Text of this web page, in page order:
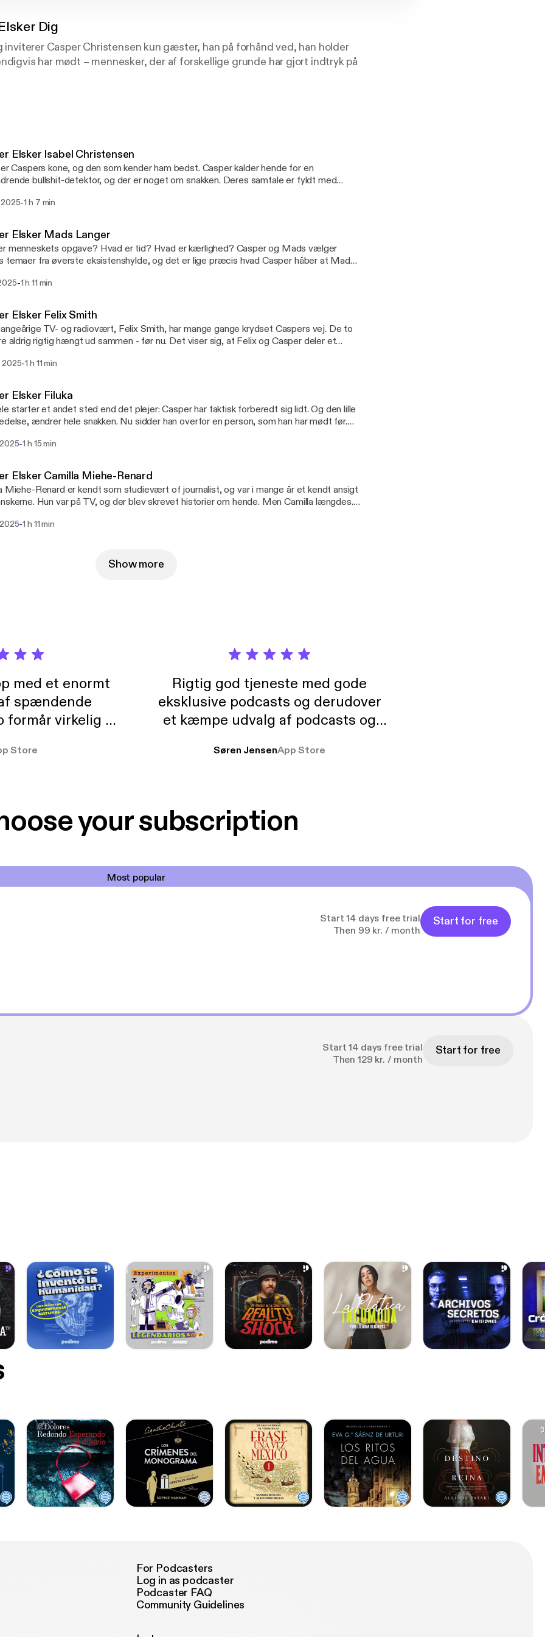
Dig
inviterer Casper Christensen kun gæster, han på forhånd ved, han holder
har mødt – mennesker, der af forskellige grunde har gjort indtryk på
er uforberedte og umiddelbare. De tager udgangspunkt i den enkle
lide dig. Det skaber et trygt rum, hvor to mennesker kan tale frit og
– uden manuskript, uden dagsorden og uden filter.
uforudsigelige samtaler om livet, relationer og alt det midt
en podcast om forbindelser mellem mennesker, og hvad der sker, når man
lyt til den nye episode hver onsdag
www.instagram.com/therealcasperchristensen/
Elsker Isabel Christensen
Caspers kone, og den som kender ham bedst. Casper kalder hende for en
bullshit-detektor, og der er noget om snakken. Deres samtale er fyldt med
-1 h 7 min
Elsker Mads Langer
menneskets opgave? Hvad er tid? Hvad er kærlighed? Casper og Mads vælger
temaer fra øverste eksistenshylde, og det er lige præcis hvad Casper håber at Mads
-1 h 11 min
Elsker Felix Smith
TV- og radiovært, Felix Smith, har mange gange krydset Caspers vej. De to
aldrig rigtig hængt ud sammen - før nu. Det viser sig, at Felix og Casper deler et
2025-1 h 11 min
Elsker Filuka
starter et andet sted end det plejer: Casper har faktisk forberedt sig lidt. Og den lille
ændrer hele snakken. Nu sidder han overfor en person, som han har mødt før.
hans øjne. Mærk udfordringen her
-1 h 15 min
Elsker Camilla Miehe-Renard
Miehe-Renard er kendt som studievært of journalist, og var i mange år et kendt ansigt
Hun var på TV, og der blev skrevet historier om hende. Men Camilla længdes.
-1 h 11 min
Show more
med et enormt
spændende
formår virkelig at
At der så også
Store
Rigtig god tjeneste med gode
eksklusive podcasts og derudover
et kæmpe udvalg af podcasts og
ikke andet så udelukkende pga
Søren JensenApp Store
your subscription
Most popular
Start 14 days free trial
Then 99 kr. / month
Start for free
Start 14 days free trial
Then 129 kr. / month
Start for free
For Podcasters
Log in as podcaster
Podcaster FAQ
Community Guidelines